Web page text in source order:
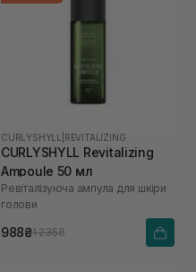
CURLYSHYLL REVITALIZING
CURLYSHYLL Revitalizing
Ampoule 50 мл
Ревіталізуюча ампула для шкіри
голови
988₴1 235₴